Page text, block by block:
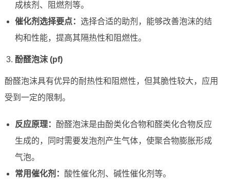
成核剂、阻燃剂等。
催化剂选择要点： 选择合适的助剂，能够改善泡沫的结
构和性能，提高其隔热性和阻燃性。
酚醛泡沫 (pf)
酚醛泡沫具有优异的耐热性和阻燃性，但其脆性较大，应用
受到一定的限制。
反应原理： 酚醛泡沫是由酚类化合物和醛类化合物反应
生成的，同时需要发泡剂产生气体，使聚合物膨胀形成
气泡。
常用催化剂： 酸性催化剂、碱性催化剂等。